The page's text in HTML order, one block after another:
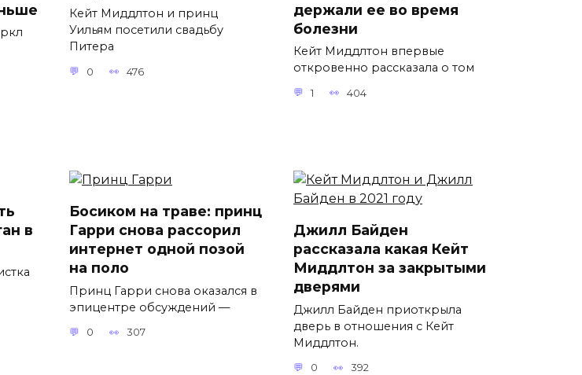
Кейт Миддлтон и принц
Уильям посетили свадьбу
Питера
0 476
держали ее во время
болезни
Кейт Миддлтон впервые
откровенно рассказала о том
1 404
в
Босиком на траве: принц
Гарри снова рассорил
интернет одной позой
на поло
Принц Гарри снова оказался в
эпицентре обсуждений —
0 307
Джилл Байден
рассказала какая Кейт
Миддлтон за закрытыми
дверями
Джилл Байден приоткрыла
дверь в отношения с Кейт
Миддлтон.
0 392